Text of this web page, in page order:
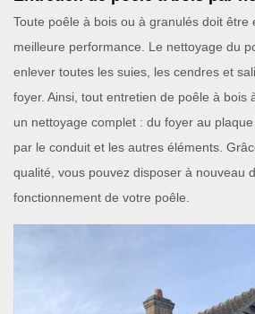
Toute poêle à bois ou à granulés doit être
meilleure performance. Le nettoyage du
enlever toutes les suies, les cendres et
foyer. Ainsi, tout entretien de poêle à bois
un nettoyage complet : du foyer au
par le conduit et les autres éléments.
qualité, vous pouvez disposer à nouveau
fonctionnement de votre poêle.